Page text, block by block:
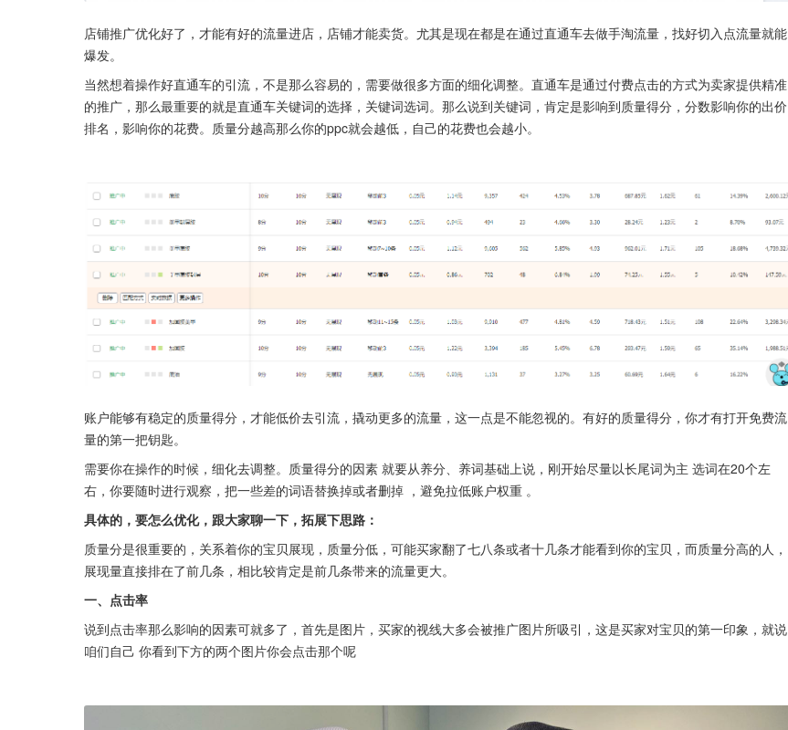
店铺推广优化好了，才能有好的流量进店，店铺才能卖货。尤其是现在都是在通过直通车去做手淘流量，找好切入点流量就能
爆发。
当然想着操作好直通车的引流，不是那么容易的，需要做很多方面的细化调整。直通车是通过付费点击的方式为卖家提供精准
的推广，那么最重要的就是直通车关键词的选择，关键词选词。那么说到关键词，肯定是影响到质量得分，分数影响你的出价
排名，影响你的花费。质量分越高那么你的ppc就会越低，自己的花费也会越小。
账户能够有稳定的质量得分，才能低价去引流，撬动更多的流量，这一点是不能忽视的。有好的质量得分，你才有打开免费流
量的第一把钥匙。
需要你在操作的时候，细化去调整。质量得分的因素 就要从养分、养词基础上说，刚开始尽量以长尾词为主 选词在20个左
右，你要随时进行观察，把一些差的词语替换掉或者删掉 ，避免拉低账户权重 。
具体的，要怎么优化，跟大家聊一下，拓展下思路：
质量分是很重要的，关系着你的宝贝展现，质量分低，可能买家翻了七八条或者十几条才能看到你的宝贝，而质量分高的人，
展现量直接排在了前几条，相比较肯定是前几条带来的流量更大。
一、点击率
说到点击率那么影响的因素可就多了，首先是图片，买家的视线大多会被推广图片所吸引，这是买家对宝贝的第一印象，就说
咱们自己 你看到下方的两个图片你会点击那个呢